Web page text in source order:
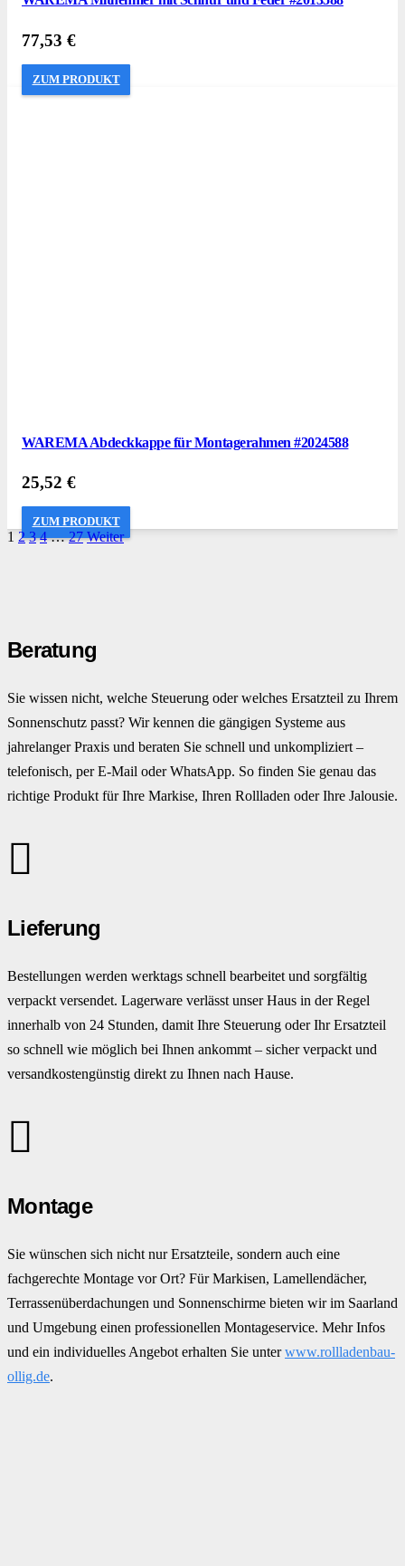
77,53 €
ZUM PRODUKT
WAREMA Abdeckkappe für Montagerahmen #2024588
25,52 €
ZUM PRODUKT
1 2 3 4 … 27 Weiter
Beratung
Sie wissen nicht, welche Steuerung oder welches Ersatzteil zu Ihrem
Sonnenschutz passt? Wir kennen die gängigen Systeme aus
jahrelanger Praxis und beraten Sie schnell und unkompliziert –
telefonisch, per E-Mail oder WhatsApp. So finden Sie genau das
richtige Produkt für Ihre Markise, Ihren Rollladen oder Ihre Jalousie.
Lieferung
Bestellungen werden werktags schnell bearbeitet und sorgfältig
verpackt versendet. Lagerware verlässt unser Haus in der Regel
innerhalb von 24 Stunden, damit Ihre Steuerung oder Ihr Ersatzteil
so schnell wie möglich bei Ihnen ankommt – sicher verpackt und
versandkostengünstig direkt zu Ihnen nach Hause.
Montage
Sie wünschen sich nicht nur Ersatzteile, sondern auch eine
fachgerechte Montage vor Ort? Für Markisen, Lamellendächer,
Terrassenüberdachungen und Sonnenschirme bieten wir im Saarland
und Umgebung einen professionellen Montageservice. Mehr Infos
und ein individuelles Angebot erhalten Sie unterwww.rollladenbau-
ollig.de.